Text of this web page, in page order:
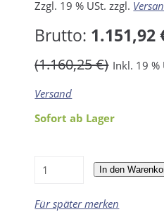
Zzgl. 19 % USt. zzgl.
Brutto: 1.151,92
(1.160,25 €) Inkl. 19 %
Versand
Sofort ab Lager
In den
Für später merken